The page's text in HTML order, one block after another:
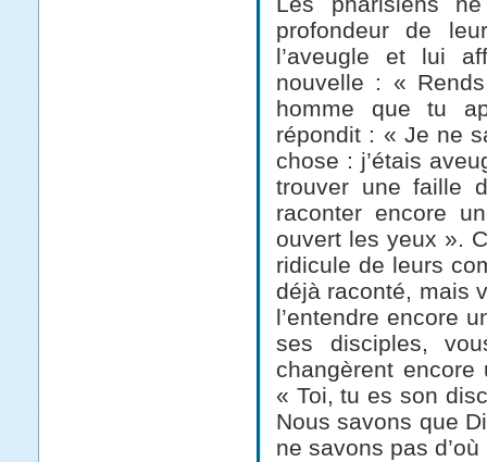
profondeur de
l’aveugle et lui
nouvelle : «
homme que tu
répondit : « Je ne
chose : j’étais
trouver une faille
raconter encore
ouvert les yeux ».
ridicule de leurs
déjà raconté, mais
l’entendre encore
ses disciples,
changèrent
« Toi, tu es son
Nous savons que
ne savons pas